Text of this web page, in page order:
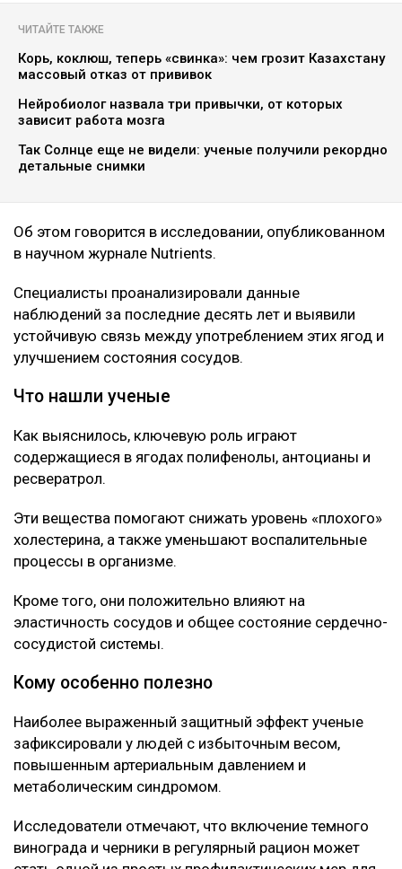
ЧИТАЙТЕ ТАКЖЕ
Корь, коклюш, теперь «свинка»: чем грозит Казахстану
массовый отказ от прививок
Нейробиолог назвала три привычки, от которых
зависит работа мозга
Так Солнце еще не видели: ученые получили рекордно
детальные снимки
Об этом говорится в исследовании, опубликованном
в научном журнале Nutrients.
Специалисты проанализировали данные
наблюдений за последние десять лет и выявили
устойчивую связь между употреблением этих ягод и
улучшением состояния сосудов.
Что нашли ученые
Как выяснилось, ключевую роль играют
содержащиеся в ягодах полифенолы, антоцианы и
ресвератрол.
Эти вещества помогают снижать уровень «плохого»
холестерина, а также уменьшают воспалительные
процессы в организме.
Кроме того, они положительно влияют на
эластичность сосудов и общее состояние сердечно-
сосудистой системы.
Кому особенно полезно
Наиболее выраженный защитный эффект ученые
зафиксировали у людей с избыточным весом,
повышенным артериальным давлением и
метаболическим синдромом.
Исследователи отмечают, что включение темного
винограда и черники в регулярный рацион может